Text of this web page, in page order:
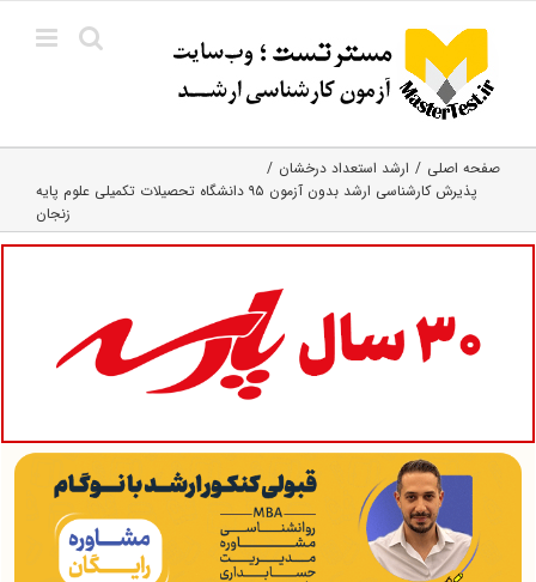
content
صفحه اصلی
ارشد استعداد درخشان
پذیرش کارشناسی ارشد بدون آزمون ۹۵ دانشگاه تحصیلات تکمیلی علوم پایه
زنجان